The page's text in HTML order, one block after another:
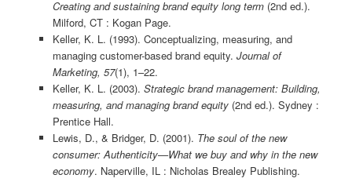
Creating and sustaining brand equity long term(2nd ed.).
Milford, CT : Kogan Page.
Keller, K. L. (1993). Conceptualizing, measuring, and
managing customer-based brand equity. Journal of
Marketing, 57(1), 1–22.
Keller, K. L. (2003). Strategic brand management: Building,
measuring, and managing brand equity(2nd ed.). Sydney :
Prentice Hall.
Lewis, D., & Bridger, D. (2001). The soul of the new
consumer: Authenticity—What we buy and why in the new
economy. Naperville, IL : Nicholas Brealey Publishing.